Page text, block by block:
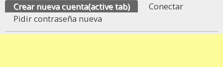
Crear nueva cuenta(active tab)
Conectar
Pidir contraseña nueva